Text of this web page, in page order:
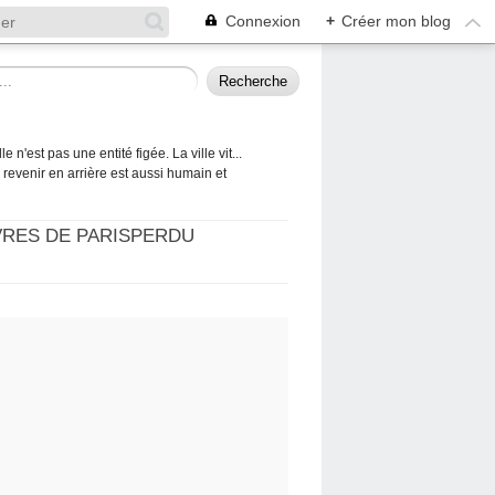
Connexion + Créer mon blog
n'est pas une entité figée. La ville vit...
en arrière est aussi humain et
DE PARISPERDU